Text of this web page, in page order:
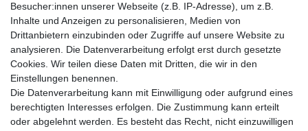
Alu Spiegelglanzpolitur 500 ml - Hochglanz und schützt vor
Oxydation
Die Aluminium Spiegelglanzpolitur bringt für unbehandeltes
Aluminium, spiegelnden Hochglanz und schützt vor Oxydation.
Die Aluminiumpolitur ist silikonfrei. Politur auf ein weiches Tuch
geben und das Teil kreisförmig einreiben, bis es sich anschwärzt.
Danach mit einem sauberen Baumwolltuch nachpolieren. Sehr
gut haben sich zum Polieren Polierfäden bewährt.
Besucher:innen unserer Webseite (z.B. IP-Adresse), um z.B.
Inhalte und Anzeigen zu personalisieren, Medien von
Drittanbietern einzubinden oder Zugriffe auf unsere Website zu
analysieren. Die Datenverarbeitung erfolgt erst durch gesetzte
Cookies. Wir teilen diese Daten mit Dritten, die wir in den
Einstellungen benennen.
Die Datenverarbeitung kann mit Einwilligung oder aufgrund eines
berechtigten Interesses erfolgen. Die Zustimmung kann erteilt
oder abgelehnt werden. Es besteht das Recht, nicht einzuwilligen